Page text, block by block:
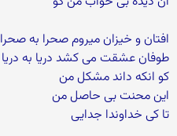
افتان و خیزان میروم صحرا به صحرا
طوفان عشقت می کشد دریا به دریا
کو انکه داند مشکل من
این محنت بی حاصل من
تا کی خداوندا جدایی